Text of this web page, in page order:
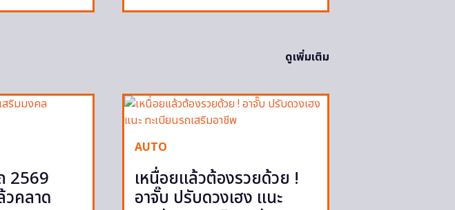
ดูเพิ่มเติม
2569
คลาด
AUTO
เหนื่อยแล้วต้องรวยด้วย !
อาจั๊บ ปรับดวงเฮง แนะ